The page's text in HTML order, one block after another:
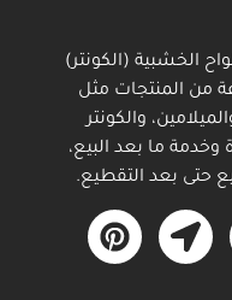
9009
لتحميل
الكتالوج
3031
لتحميل
الكتالوج
3026
لتحميل
الكتالوج
0310
لتحميل
الكتالوج
6015
لتحميل
الكتالوج
الخشبية (الكونتر)
متنوعة من المنتجات مثل
والكونتر
وخدمة ما بعد البيع،
حتى بعد التقطيع.